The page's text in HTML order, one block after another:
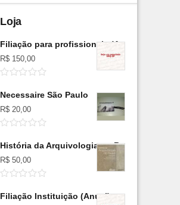
Loja
Filiação para profissionais (Anual)
R$ 150,00
Necessaire São Paulo
R$ 20,00
História da Arquivologia no Brasil
R$ 50,00
Filiação Instituição (Anual)